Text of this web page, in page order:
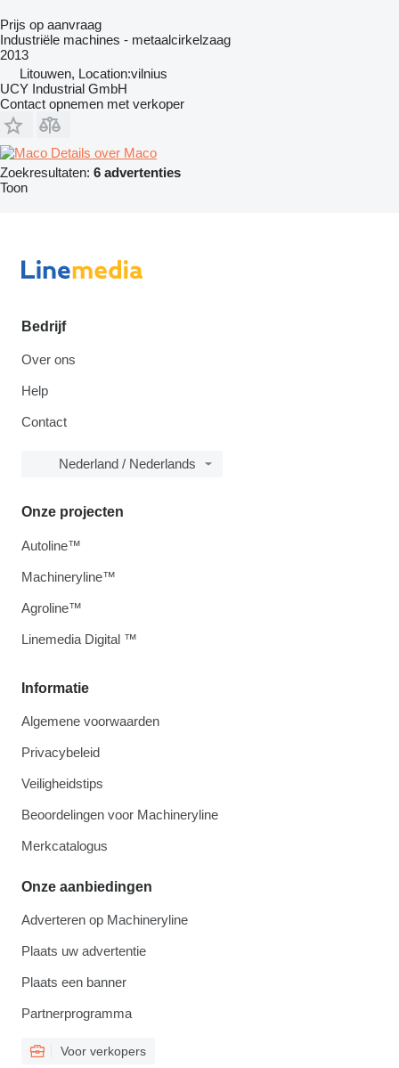
Prijs op aanvraag
Industriële machines - metaalcirkelzaag
2013
Litouwen, Location:vilnius
UCY Industrial GmbH
Contact opnemen met verkoper
Details over Maco
Zoekresultaten: 6 advertenties
Toon
Bedrijf
Over ons
Help
Contact
Nederland / Nederlands
Informatie
Algemene voorwaarden
Privacybeleid
Veiligheidstips
Beoordelingen voor Machineryline
Merkcatalogus
Onze aanbiedingen
Adverteren op Machineryline
Plaats uw advertentie
Plaats een banner
Partnerprogramma
Voor verkopers
Onze projecten
Autoline™
Machineryline™
Agroline™
Linemedia Digital ™